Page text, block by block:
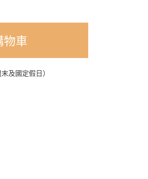
物車
及國定假日）